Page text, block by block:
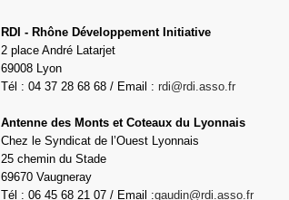
RDI - Rhône Développement Initiative
2 place André Latarjet
69008 Lyon
Tél : 04 37 28 68 68 / Email :rdi@rdi.asso.fr
Antenne des Monts et Coteaux du Lyonnais
Chez le Syndicat de l’Ouest Lyonnais
25 chemin du Stade
69670 Vaugneray
Tél : 06 45 68 21 07 / Email :gaudin@rdi.asso.fr